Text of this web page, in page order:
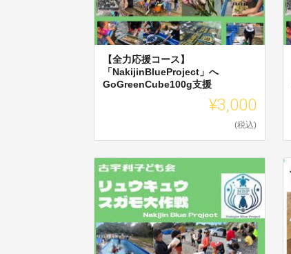
【全力応援コース】
「NakijinBlueProject」へ
GoGreenCube100g支援
¥3,000
(税込)